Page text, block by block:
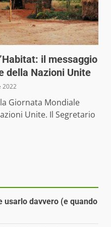
il messaggio
della Nazioni Unite
2022
Giornata Mondiale
Unite. Il Segretario
usarlo davvero (e quando